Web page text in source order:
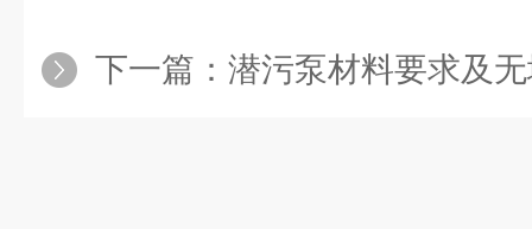
下一篇： 潜污泵材料要求及无堵